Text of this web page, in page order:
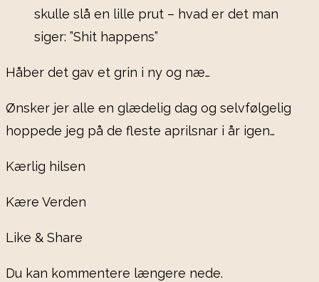
skulle slå en lille prut – hvad er det man
siger: ”Shit happens”
Håber det gav et grin i ny og næ…
Ønsker jer alle en glædelig dag og selvfølgelig
hoppede jeg på de fleste aprilsnar i år igen…
Kærlig hilsen
Kære Verden
Like & Share
Du kan kommentere længere nede.